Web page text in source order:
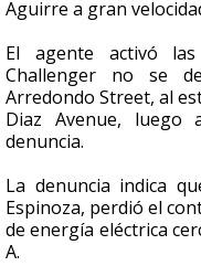
Aguirre a gran
El agente activó
Challenger no se
Arredondo Street, al
Diaz Avenue,
denuncia.
La denuncia indica
Espinoza, perdió el
de energía eléctrica
A.